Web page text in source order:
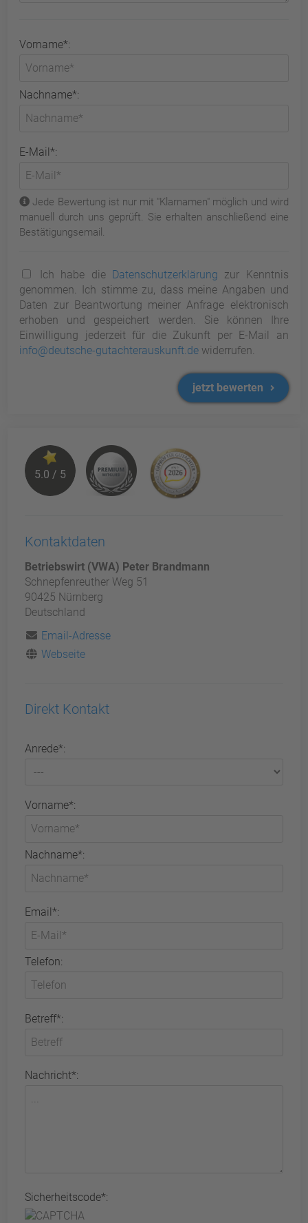
Vorname*:
Nachname*:
E-Mail*:
Jede Bewertung ist nur mit "Klarnamen" möglich und wird
manuell durch uns geprüft. Sie erhalten anschließend eine
Bestätigungsemail.
Ich habe die Datenschutzerklärung zur Kenntnis
genommen. Ich stimme zu, dass meine Angaben und
Daten zur Beantwortung meiner Anfrage elektronisch
erhoben und gespeichert werden. Sie können Ihre
Einwilligung jederzeit für die Zukunft per E-Mail an
info@deutsche-gutachterauskunft.de widerrufen.
jetzt bewerten
5.0 / 5
Kontaktdaten
Betriebswirt (VWA) Peter Brandmann
Schnepfenreuther Weg 51
90425 Nürnberg
Deutschland
Email-Adresse
Webseite
Direkt Kontakt
Anrede*:
Vorname*:
Nachname*:
Email*:
Telefon:
Betreff*:
Nachricht*:
Sicherheitscode*: